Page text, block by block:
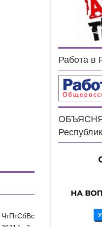
ЧтПтСбВс
Работа в